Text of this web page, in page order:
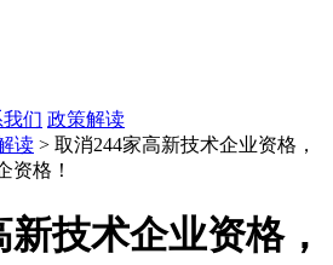
们 政策解读
读 > 取消244家高新技术企业资格，
资格！
技术企业资格，